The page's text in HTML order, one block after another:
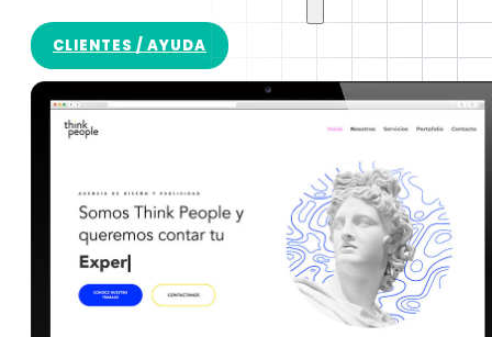
CLIENTES / AYUDA